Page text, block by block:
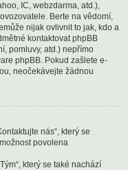
IC, webzdarma, atd.),
Berte na vědomí,
nijak ovlivnit to jak, kdo a
kontaktovat phpBB
pomluvy, atd.) nepřímo
phpBB. Pokud zašlete e-
neočekávejte žádnou
nás“, který se
povolena
který se také nachází